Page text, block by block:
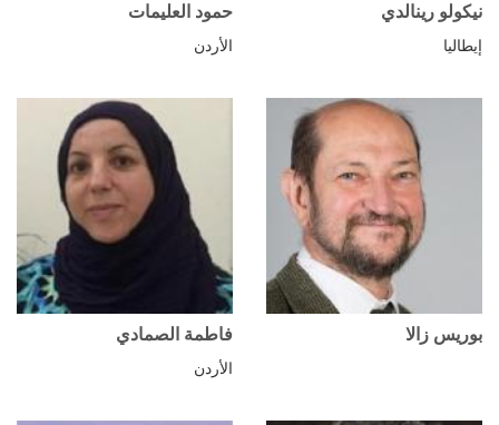
نيكولو رينالدي
إيطاليا
حمود العليمات
الأردن
بوريس زالا فاطمة الصمادي
الأردن